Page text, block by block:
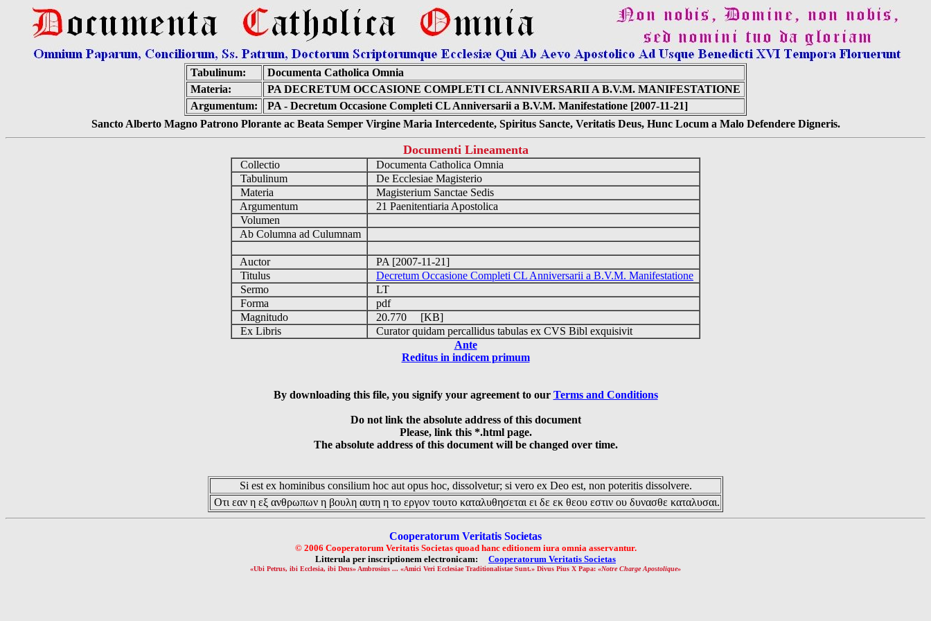
Tabulinum:
Documenta Catholica Omnia
Materia:
PA DECRETUM OCCASIONE COMPLETI CL ANNIVERSARII A B.V.M. MANIFESTATIONE
Argumentum:
PA - Decretum Occasione Completi CL Anniversarii a B.V.M. Manifestatione [2007-11-21]
Sancto Alberto Magno Patrono Plorante ac Beata Semper Virgine Maria Intercedente, Spiritus Sancte, Veritatis Deus, Hunc Locum a Malo Defendere Digneris.
Documenti Lineamenta
Collectio
Documenta Catholica Omnia
Tabulinum
De Ecclesiae Magisterio
Materia
Magisterium Sanctae Sedis
Argumentum
21 Paenitentiaria Apostolica
Volumen
Ab Columna ad Culumnam
Auctor
PA [2007-11-21]
Titulus
Decretum Occasione Completi CL Anniversarii a B.V.M. Manifestatione
Sermo
LT
Forma
pdf
Magnitudo
20.770 [KB]
Ex Libris
Curator quidam percallidus tabulas ex CVS Bibl exquisivit
Ante
Reditus in indicem primum
By downloading this file, you signify your agreement to our Terms and Conditions
Do not link the absolute address of this document
Please, link this *.html page.
The absolute address of this document will be changed over time.
Si est ex hominibus consilium hoc aut opus hoc, dissolvetur; si vero ex Deo est, non poteritis dissolvere.
Οτι εαν η εξ ανθρωπων η βουλη αυτη η το εργον τουτο καταλυθησεται ει δε εκ θεου εστιν ου δυνασθε καταλυσαι.
Cooperatorum Veritatis Societas
© 2006 Cooperatorum Veritatis Societas quoad hanc editionem iura omnia asservantur.
Litterula per inscriptionem electronicam: Cooperatorum Veritatis Societas
«Ubi Petrus, ibi Ecclesia, ibi Deus» Ambrosius ... «Amici Veri Ecclesiae Traditionalistae Sunt.» Divus Pius X Papa: «Notre Charge Apostolique»